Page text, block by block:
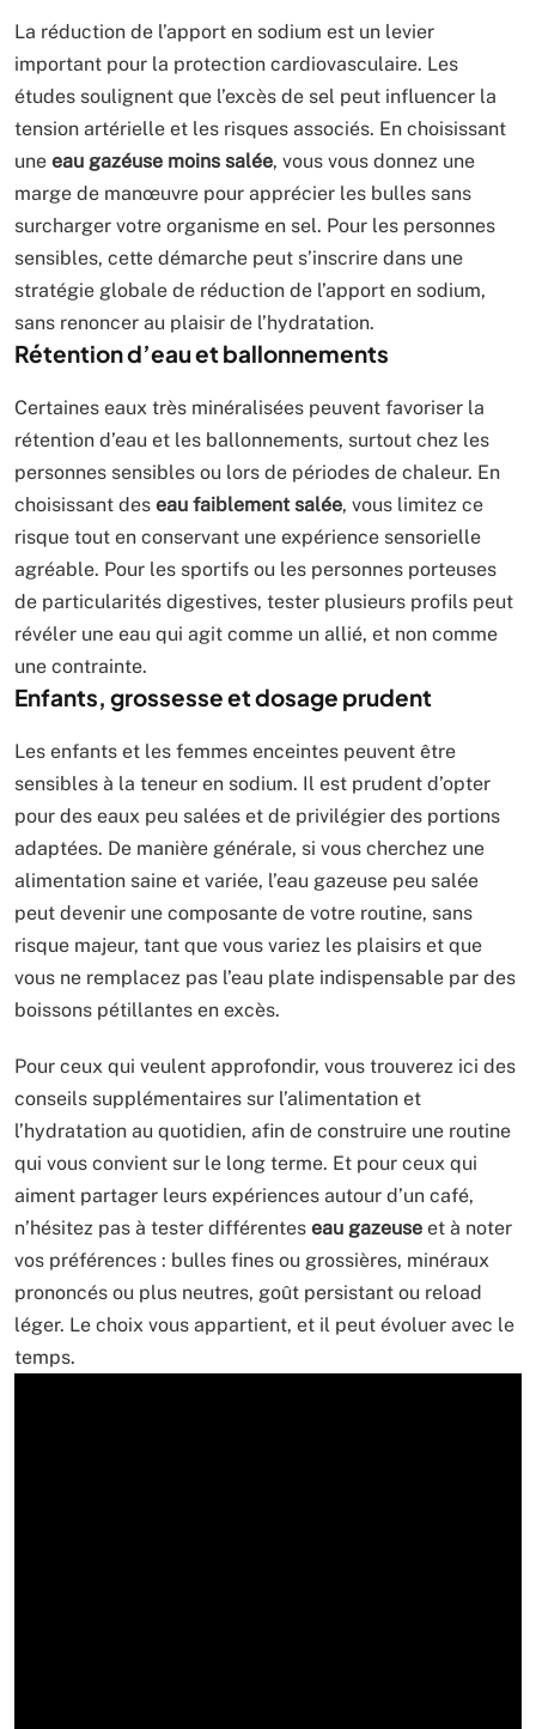
La réduction de l’apport en sodium est un levier
important pour la protection cardiovasculaire. Les
études soulignent que l’excès de sel peut influencer la
tension artérielle et les risques associés. En choisissant
une eau gazéuse moins salée, vous vous donnez une
marge de manœuvre pour apprécier les bulles sans
surcharger votre organisme en sel. Pour les personnes
sensibles, cette démarche peut s’inscrire dans une
stratégie globale de réduction de l’apport en sodium,
sans renoncer au plaisir de l’hydratation.
Rétention d’eau et ballonnements
Certaines eaux très minéralisées peuvent favoriser la
rétention d’eau et les ballonnements, surtout chez les
personnes sensibles ou lors de périodes de chaleur. En
choisissant des eau faiblement salée, vous limitez ce
risque tout en conservant une expérience sensorielle
agréable. Pour les sportifs ou les personnes porteuses
de particularités digestives, tester plusieurs profils peut
révéler une eau qui agit comme un allié, et non comme
une contrainte.
Enfants, grossesse et dosage prudent
Les enfants et les femmes enceintes peuvent être
sensibles à la teneur en sodium. Il est prudent d’opter
pour des eaux peu salées et de privilégier des portions
adaptées. De manière générale, si vous cherchez une
alimentation saine et variée, l’eau gazeuse peu salée
peut devenir une composante de votre routine, sans
risque majeur, tant que vous variez les plaisirs et que
vous ne remplacez pas l’eau plate indispensable par des
boissons pétillantes en excès.
Pour ceux qui veulent approfondir, vous trouverez ici des
conseils supplémentaires sur l’alimentation et
l’hydratation au quotidien, afin de construire une routine
qui vous convient sur le long terme. Et pour ceux qui
aiment partager leurs expériences autour d’un café,
n’hésitez pas à tester différentes eau gazeuse et à noter
vos préférences : bulles fines ou grossières, minéraux
prononcés ou plus neutres, goût persistant ou reload
léger. Le choix vous appartient, et il peut évoluer avec le
temps.